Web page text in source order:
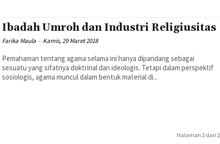
Ibadah Umroh dan Industri Religiusitas
Farika Maula - Kamis, 29 Maret 2018
Pemahaman tentang agama selama ini hanya dipandang sebagai
sesuatu yang sifatnya doktrinal dan ideologis. Tetapi dalam perspektif
sosiologis, agama muncul dalam bentuk material di...
Halaman 2 dari 2